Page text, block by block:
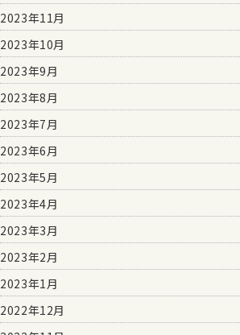
2023年11月
2023年10月
2023年9月
2023年8月
2023年7月
2023年6月
2023年5月
2023年4月
2023年3月
2023年2月
2023年1月
2022年12月